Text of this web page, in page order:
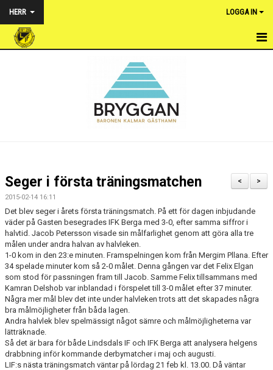
HERR LOGGA IN
BILDGALLERI
DOKUMENT
KONTAKT
>
<
Seger i första träningsmatchen
2015-02-14 16:11
Det blev seger i årets första träningsmatch. På ett för dagen inbjudande
väder på Gasten besegrades IFK Berga med 3-0, efter samma siffror i
halvtid. Jacob Petersson visade sin målfarlighet genom att göra alla tre
målen under andra halvan av halvleken.
1-0 kom in den 23:e minuten. Framspelningen kom från Mergim Pllana. Efter
34 spelade minuter kom så 2-0 målet. Denna gången var det Felix Elgan
som stod för passningen fram till Jacob. Samme Felix tillsammans med
Kamran Delshob var inblandad i förspelet till 3-0 målet efter 37 minuter.
Några mer mål blev det inte under halvleken trots att det skapades några
bra målmöjligheter från båda lagen.
Andra halvlek blev spelmässigt något sämre och målmöjligheterna var
lätträknade.
Så det är bara för både Lindsdals IF och IFK Berga att analysera helgens
drabbning inför kommande derbymatcher i maj och augusti.
LIF:s nästa träningsmatch väntar på lördag 21 feb kl. 13.00. Då väntar